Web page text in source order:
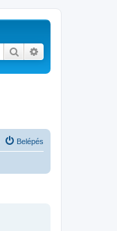
Keresés
Belépés